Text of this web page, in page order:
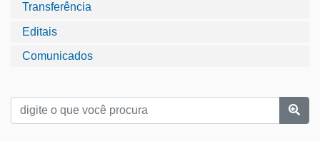
Transferência
Editais
Comunicados